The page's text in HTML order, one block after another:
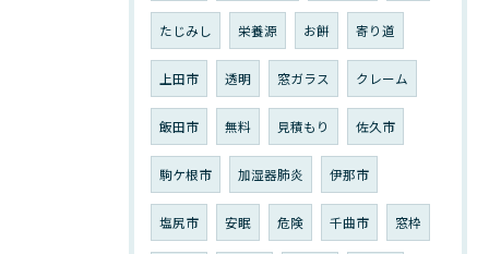
たじみし 栄養源 お餅 寄り道
上田市 透明 窓ガラス クレーム
飯田市 無料 見積もり 佐久市
駒ケ根市 加湿器肺炎 伊那市
塩尻市 安眠 危険 千曲市 窓枠